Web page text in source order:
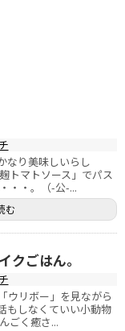
なり美味しいらし
トマトソース」でパス
・・。（-公-...
む
クごはん。
ウリボー」を見ながら
もしなくていい小動物
く癒さ...